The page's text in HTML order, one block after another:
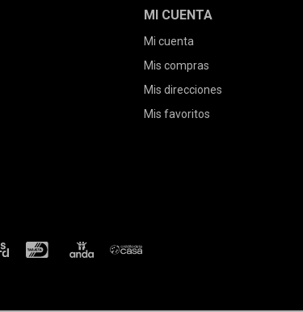
MI CUENTA
Mi cuenta
Mis compras
Mis direcciones
Mis favoritos